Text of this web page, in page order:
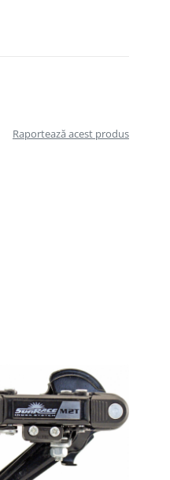
Raportează acest produs